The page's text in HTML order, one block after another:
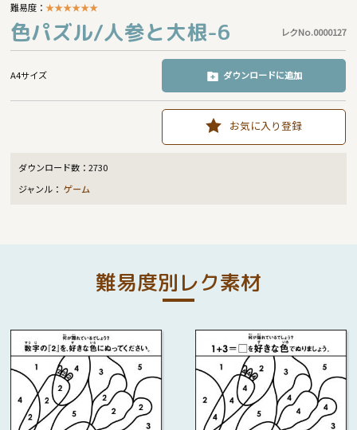
難易度：★★★★★★
色パズル/人参と大根-6 レクNo.0000127
A4サイズ ダウンロードに追加
お気に入り登録
ダウンロード数：2730
ジャンル：ゲーム
難易度別レク素材